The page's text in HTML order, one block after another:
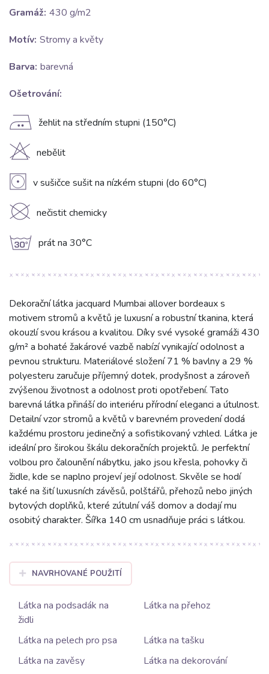
Gramáž: 430 g/m2
Motív: Stromy a květy
Barva: barevná
Ošetrování:
E žehlit na středním stupni (150°C)
H nebělit
V v sušičce sušit na nízkém stupni (do 60°C)
K nečistit chemicky
g prát na 30°C
Dekorační látka jacquard Mumbai allover bordeaux s
motivem stromů a květů je luxusní a robustní tkanina, která
okouzlí svou krásou a kvalitou. Díky své vysoké gramáži 430
g/m² a bohaté žakárové vazbě nabízí vynikající odolnost a
pevnou strukturu. Materiálové složení 71 % bavlny a 29 %
polyesteru zaručuje příjemný dotek, prodyšnost a zároveň
zvýšenou životnost a odolnost proti opotřebení. Tato
barevná látka přináší do interiéru přírodní eleganci a útulnost.
Detailní vzor stromů a květů v barevném provedení dodá
každému prostoru jedinečný a sofistikovaný vzhled. Látka je
ideální pro širokou škálu dekoračních projektů. Je perfektní
volbou pro čalounění nábytku, jako jsou křesla, pohovky či
židle, kde se naplno projeví její odolnost. Skvěle se hodí
také na šití luxusních závěsů, polštářů, přehozů nebo jiných
bytových doplňků, které zútulní váš domov a dodají mu
osobitý charakter. Šířka 140 cm usnadňuje práci s látkou.
NAVRHOVANÉ POUŽITÍ
Látka na podsadák na
židli
Látka na přehoz
Látka na pelech pro psa
Látka na tašku
Látka na zavěsy
Látka na dekorování